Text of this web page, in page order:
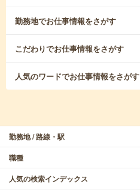
勤務地でお仕事情報をさがす
こだわりでお仕事情報をさがす
人気のワードでお仕事情報をさがす
勤務地 / 路線・駅
職種
人気の検索インデックス